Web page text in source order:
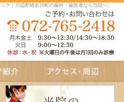
ク｜川辺郡猪名川町の歯科・歯医者なら当院へ。